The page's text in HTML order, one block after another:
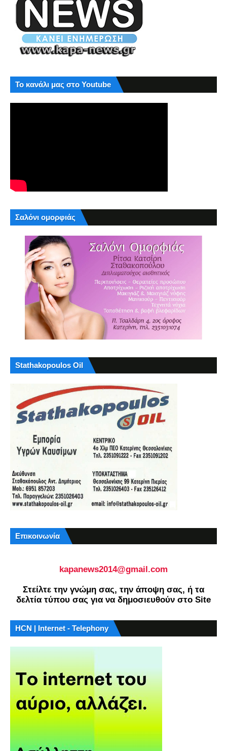
Το κανάλι μας στο Youtube
Σαλόνι ομορφιάς
Stathakopoulos Oil
Επικοινωνία
kapanews2014@gmail.com
Στείλτε την γνώμη σας, την άποψη σας, ή τα
δελτία τύπου σας για να δημοσιευθούν στο Site
HCN | Internet - Telephony